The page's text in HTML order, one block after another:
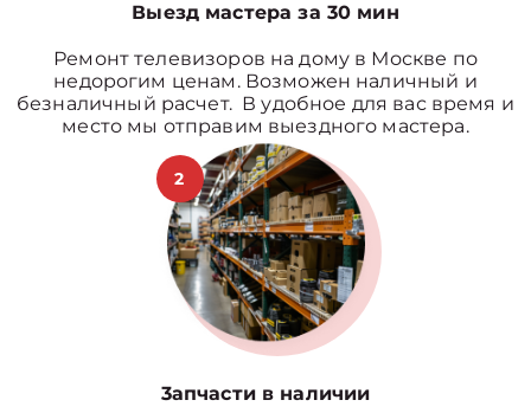
Выезд мастера за 30 мин
Ремонт телевизоров на дому в Москве по
недорогим ценам. Возможен наличный и
безналичный расчет. В удобное для вас время и
место мы отправим выездного мастера.
2
3апчасти в наличии